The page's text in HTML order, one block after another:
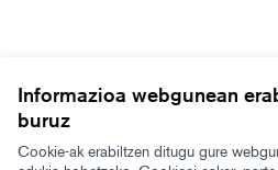
Informazioa webgunean
buruz
Cookie-ak erabiltzen ditugu gure